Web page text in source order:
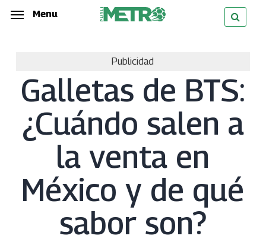
Skip
Menu
Publicidad
Galletas de BTS:
¿Cuándo salen a
la venta en
México y de qué
sabor son?
Menu